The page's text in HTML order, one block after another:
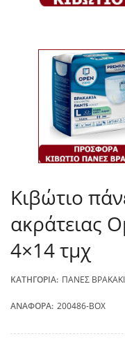
Κιβώτιο
ακράτειας
4×14 τμχ
ΚΑΤΗΓΟΡΊΑ: ΠΆΝΕΣ
ΑΝΑΦΟΡΆ: 200486-BOX